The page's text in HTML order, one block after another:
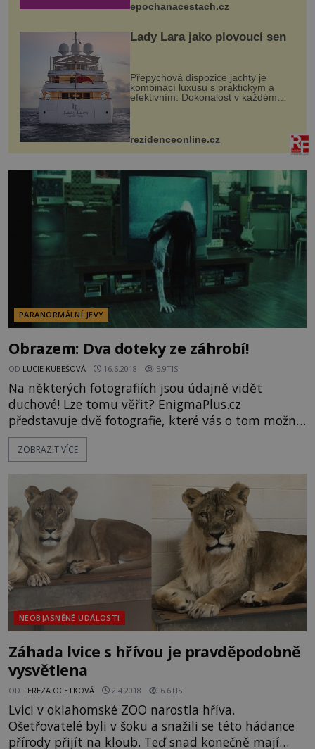
epochanacestach.cz
Lady Lara jako plovoucí sen
Přepychová dispozice jachty je
kombinací luxusu s praktickým a
efektivním. Dokonalost v každém
detailu představuje značka Fendi
Casa, kterou byly vybaveny její
paluby. Monacký přístav nabízí
každoročn...
rezidenceonline.cz
PARANORMÁLNÍ JEVY
Obrazem: Dva doteky ze záhrobí!
OD LUCIE KUBEŠOVÁ 16.6.2018 5.9TIS
Na některých fotografiích jsou údajně vidět
duchové! Lze tomu věřit? EnigmaPlus.cz
představuje dvě fotografie, které vás o tom možná
přesvědčí... Devítiletý školák Nicolas McCabe
zahynul 20. května v městečku Moore v
které smetlo základní školu a během okamžiku
zahynulo sedm dětí. Asi za šest týdnů poté
fotografoval na mobilním telefonu strýc Steven Mc
ZOBRAZIT VÍCE
NEOBJASNĚNÉ UDÁLOSTI
Záhada lvice s hřívou je pravděpodobně
vysvětlena
OD TEREZA OCETKOVÁ 2.4.2018 6.6TIS
Lvici v oklahomské ZOO narostla hříva.
Ošetřovatelé byli v šoku a snažili se této hádance
přírody přijít na kloub. Teď snad konečně mají